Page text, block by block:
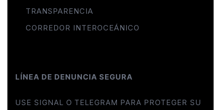
TRANSPARENCIA
CORREDOR INTEROCEÁNICO
LÍNEA DE DENUNCIA SEGURA
USE SIGNAL O TELEGRAM PARA PROTEGER SU